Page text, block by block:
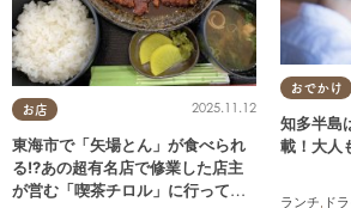
お店 2025.11.12
東海市で「矢場とん」が食べられ
る!?あの超有名店で修業した店主
が営む「喫茶チロル」に行ってみ
おでかけ
知多半島
載！大人
ランチ ド